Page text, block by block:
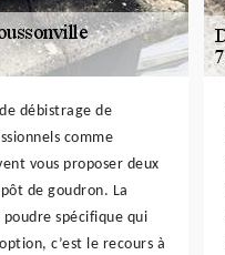
débistrage de
comme
vous proposer deux
de goudron. La
spécifique qui
c’est le recours à